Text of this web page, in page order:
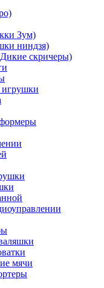
Зум)
ниндзя)
скричеры)
мячи